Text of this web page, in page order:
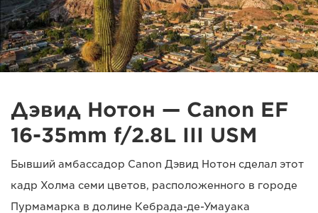
Дэвид Нотон — Canon EF
16-35mm f/2.8L III USM
Бывший амбассадор Canon Дэвид Нотон сделал этот
кадр Холма семи цветов, расположенного в городе
Пурмамарка в долине Кебрада-де-Умауака